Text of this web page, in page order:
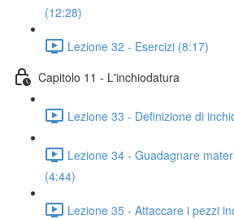
(12:28)
Lezione 32 - Esercizi (8:17)
Capitolo 11 - L'inchiodatura
Lezione 33 - Definizione di
Lezione 34 - Guadagnare
(4:44)
Lezione 35 - Attaccare i pezzi